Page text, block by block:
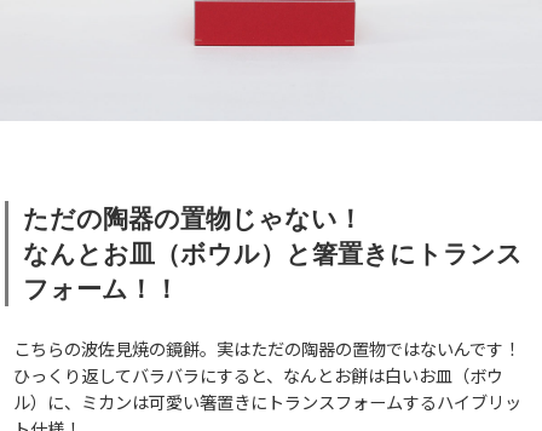
ただの陶器の置物じゃない！
なんとお皿（ボウル）と箸置きにトランス
フォーム！！
こちらの波佐見焼の鏡餅。実はただの陶器の置物ではないんです！
ひっくり返してバラバラにすると、なんとお餅は白いお皿（ボウ
ル）に、ミカンは可愛い箸置きにトランスフォームするハイブリッ